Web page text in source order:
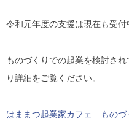
令和元年度の支援は現在も受付
ものづくりでの起業を検討さ
り詳細をご覧ください。
はままつ起業家カフェ ものづ